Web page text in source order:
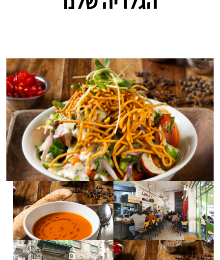
לפתיחת
התמונה
בגדול
-
לפתיחת
התמונה
בגדול
-
לפתיחת
התמונה
בגדול
-
לפתיחת
לפתיחת